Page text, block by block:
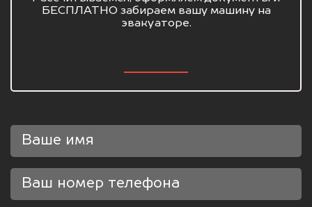
БЕСПЛАТНО забираем вашу машину на
эвакуаторе.